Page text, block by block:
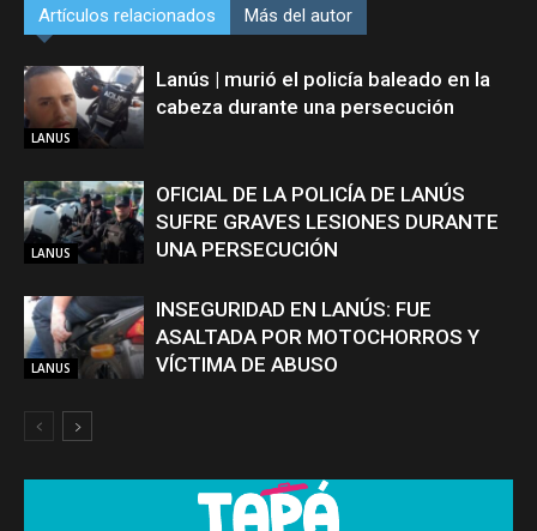
Artículos relacionados Más del autor
LANUS
Lanús | murió el policía baleado en la
cabeza durante una persecución
LANUS
OFICIAL DE LA POLICÍA DE LANÚS
SUFRE GRAVES LESIONES DURANTE
UNA PERSECUCIÓN
LANUS
INSEGURIDAD EN LANÚS: FUE
ASALTADA POR MOTOCHORROS Y
VÍCTIMA DE ABUSO